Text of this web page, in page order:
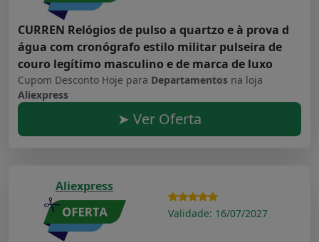
CURREN Relógios de pulso a quartzo e à prova d
água com cronógrafo estilo militar pulseira de
couro legítimo masculino e de marca de luxo
Cupom Desconto Hoje para Departamentos na loja
Aliexpress
➤ Ver Oferta
Aliexpress
Validade: 16/07/2027